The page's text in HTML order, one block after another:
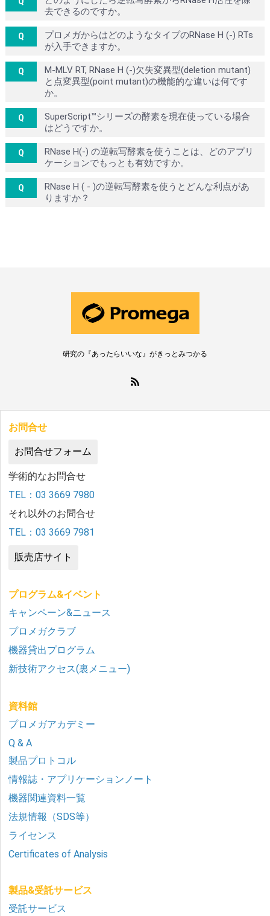
去できるのですか。
プロメガからはどのようなタイプのRNase H (-) RTs
が入手できますか。
M-MLV RT, RNase H (-)欠失変異型(deletion mutant)
と点変異型(point mutant)の機能的な違いは何です
か。
SuperScript™シリーズの酵素を現在使っている場合
はどうですか。
RNase H(-) の逆転写酵素を使うことは、どのアプリ
ケーションでもっとも有効ですか。
RNase H ( - )の逆転写酵素を使うとどんな利点があ
りますか？
研究の『あったらいいな』がきっとみつかる
お問合せ
お問合せフォーム
学術的なお問合せ
TEL：03 3669 7980
それ以外のお問合せ
TEL：03 3669 7981
販売店サイト
プログラム&イベント
キャンペーン&ニュース
プロメガクラブ
機器貸出プログラム
新技術アクセス(裏メニュー)
資料館
プロメガアカデミー
Q & A
製品プロトコル
情報誌・アプリケーションノート
機器関連資料一覧
法規情報（SDS等）
ライセンス
Certificates of Analysis
製品&受託サービス
受託サービス